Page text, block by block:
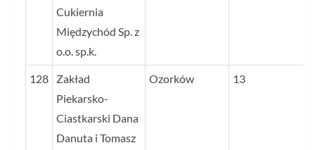
Cukiernia
Międzychód Sp. z
o.o. sp.k.
128
Zakład
Piekarsko-
Ciastkarski Dana
Danuta i Tomasz
Ozorków 13